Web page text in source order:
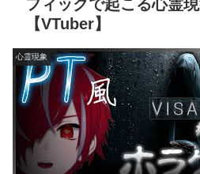
フィックで起こる心霊
【VTuber】
心霊現象